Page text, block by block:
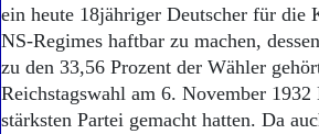
ein heute 18jähriger Deutscher für die
NS-Regimes haftbar zu machen,
zu den 33,56 Prozent der Wähler
Reichstagswahl am 6. November
stärksten Partei gemacht hatten. Da